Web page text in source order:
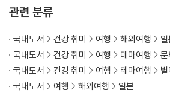
칼럼 4. 현지 음료 & 과자 × 아이스크림
미니 특집
홋카이도 곤센지역에서 소프트아이스크림 삼매
우유회사의 아이스크림
아이스크림가게 리스트
관련 분류
국내도서 건강 취미 여행 해외여행
국내도서
건강 취미 여행 테마여행
문
국내도서
건강 취미 여행 테마여행
국내도서
여행 해외여행
일본